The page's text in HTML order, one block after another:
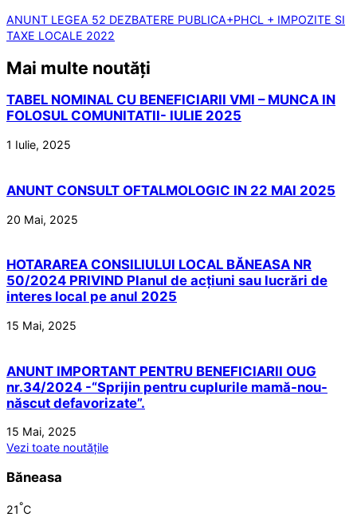
ANUNT LEGEA 52 DEZBATERE PUBLICA+PHCL + IMPOZITE SI
TAXE LOCALE 2022
Mai multe noutăți
TABEL NOMINAL CU BENEFICIARII VMI – MUNCA IN
FOLOSUL COMUNITATII- IULIE 2025
1 Iulie, 2025
ANUNT CONSULT OFTALMOLOGIC IN 22 MAI 2025
20 Mai, 2025
HOTARAREA CONSILIULUI LOCAL BĂNEASA NR
50/2024 PRIVIND Planul de acțiuni sau lucrări de
interes local pe anul 2025
15 Mai, 2025
ANUNT IMPORTANT PENTRU BENEFICIARII OUG
nr.34/2024 -“Sprijin pentru cuplurile mamă-nou-
născut defavorizate”.
15 Mai, 2025
Vezi toate noutățile
Băneasa
21°C